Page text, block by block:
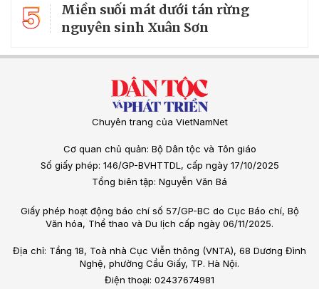
5
Miền suối mát dưới tán rừng
nguyên sinh Xuân Sơn
Chuyên trang của VietNamNet
Cơ quan chủ quản: Bộ Dân tộc và Tôn giáo
Số giấy phép: 146/GP-BVHTTDL, cấp ngày 17/10/2025
Tổng biên tập: Nguyễn Văn Bá
Giấy phép hoạt động báo chí số 57/GP-BC do Cục Báo chí, Bộ
Văn hóa, Thể thao và Du lịch cấp ngày 06/11/2025.
Địa chỉ: Tầng 18, Toà nhà Cục Viễn thông (VNTA), 68 Dương Đình
Nghệ, phường Cầu Giấy, TP. Hà Nội.
Điện thoại: 02437674981